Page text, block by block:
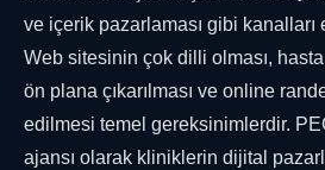
ve içerik pazarlaması gibi kanalları
Web sitesinin çok dilli olması, hasta
ön plana çıkarılması ve online
edilmesi temel gereksinimlerdir.
ajansı olarak kliniklerin dijital